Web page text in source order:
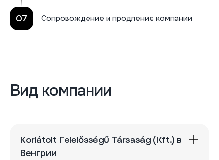
07 Сопровождение и продление компании
Вид компании
Korlátolt Felelősségű Társaság (Kft.) в
Венгрии